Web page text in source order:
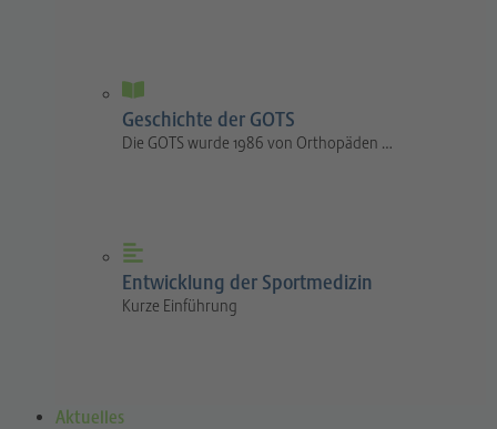
Geschichte der GOTS
Die GOTS wurde 1986 von Orthopäden …
Entwicklung der Sportmedizin
Kurze Einführung
Aktuelles